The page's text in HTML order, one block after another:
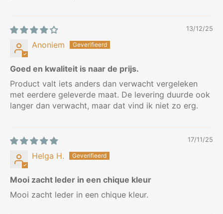
13/12/25
Anoniem
Goed en kwaliteit is naar de prijs.
Product valt iets anders dan verwacht vergeleken
met eerdere geleverde maat. De levering duurde ook
langer dan verwacht, maar dat vind ik niet zo erg.
17/11/25
Helga H.
Mooi zacht leder in een chique kleur
Mooi zacht leder in een chique kleur.